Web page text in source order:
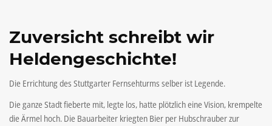
Zuversicht schreibt wir
Heldengeschichte!
Die Errichtung des Stuttgarter Fernsehturms selber ist Legende.
Die ganze Stadt fieberte mit, legte los, hatte plötzlich eine Vision, krempelte
die Ärmel hoch. Die Bauarbeiter kriegten Bier per Hubschrauber zur